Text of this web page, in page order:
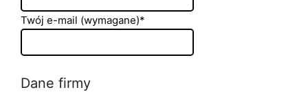
Twój e-mail (wymagane)*
Dane firmy